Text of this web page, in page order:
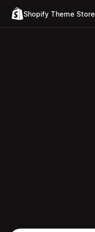
Shopify Theme Store